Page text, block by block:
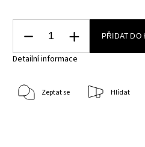
PŘIDAT DO
Detailní informace
Zeptat se Hlídat